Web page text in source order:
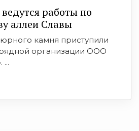
работы по
аллеи Славы
камня приступили
организации ООО
...